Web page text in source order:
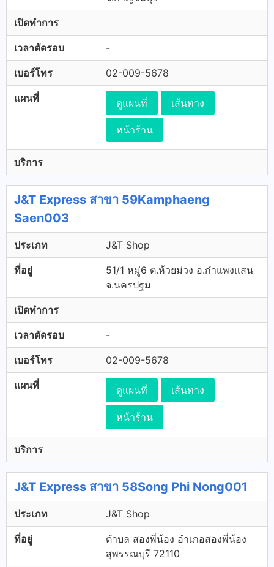
เปิดทำการ
เวลาตัดรอบ -
เบอร์โทร 02-009-5678
แผนที่ ดูแผนที่ เส้นทาง
หน้าร้าน
บริการ
J&T Express สาขา 59Kamphaeng
Saen003
ประเภท J&T Shop
ที่อยู่
51/1 หมู่6 ต.ห้วยม่วง อ.กำแพงแสน
จ.นครปฐม
เปิดทำการ
เวลาตัดรอบ -
เบอร์โทร 02-009-5678
แผนที่ ดูแผนที่ เส้นทาง
หน้าร้าน
บริการ
J&T Express สาขา 58Song Phi Nong001
ประเภท J&T Shop
ที่อยู่
ตำบล สองพี่น้อง อำเภอสองพี่น้อง
สุพรรณบุรี 72110